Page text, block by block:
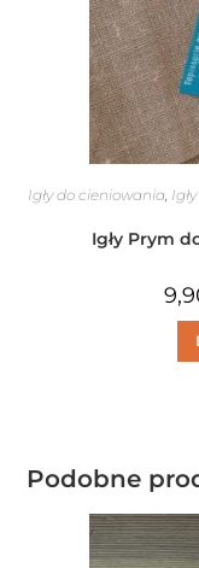
Igły do cieniowania,
Igły Prym
Podobne